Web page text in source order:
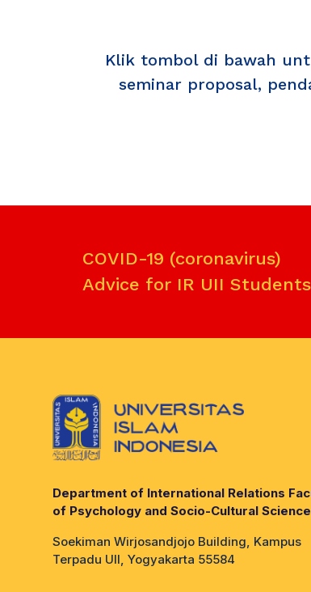
Klik tombol di bawah
seminar proposal,
COVID-19 (coronavirus)
Advice for IR UII
Department of International Relations
of Psychology and Socio-Cultural
Soekiman Wirjosandjojo Building, Kampus
Terpadu UII, Yogyakarta 55584